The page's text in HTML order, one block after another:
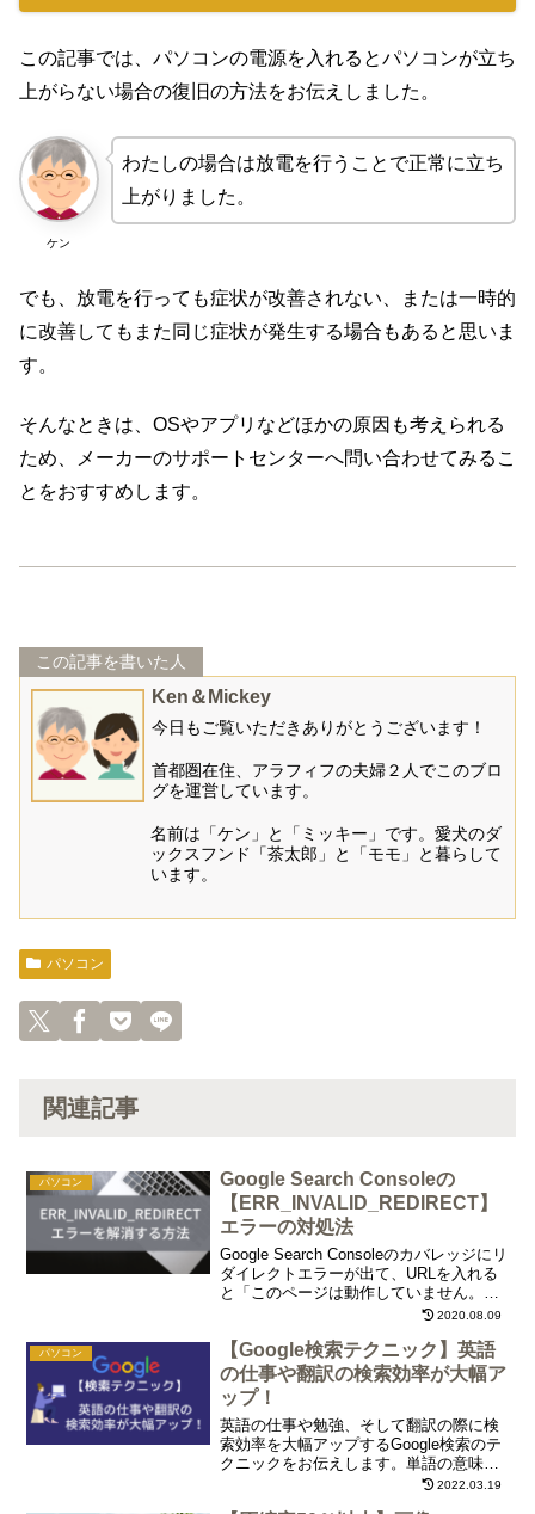
この記事では、パソコンの電源を入れるとパソコンが立ち
上がらない場合の復旧の方法をお伝えしました。
ケン
わたしの場合は放電を行うことで正常に立ち
上がりました。
でも、放電を行っても症状が改善されない、または一時的
に改善してもまた同じ症状が発生する場合もあると思いま
す。
そんなときは、OSやアプリなどほかの原因も考えられる
ため、メーカーのサポートセンターへ問い合わせてみるこ
とをおすすめします。
この記事を書いた人
Ken＆Mickey
今日もご覧いただきありがとうございます！
首都圏在住、アラフィフの夫婦２人でこのブロ
グを運営しています。
名前は「ケン」と「ミッキー」です。愛犬のダ
ックスフンド「茶太郎」と「モモ」と暮らして
います。
パソコン
関連記事
パソコン
Google Search Consoleの
【ERR_INVALID_REDIRECT】
エラーの対処法
Google Search Consoleのカバレッジにリ
ダイレクトエラーが出て、URLを入れる
と「このページは動作していません。無
は410でページを消滅させます。
2020.08.09
パソコン
【Google検索テクニック】英語
の仕事や翻訳の検索効率が大幅ア
ップ！
英語の仕事や勉強、そして翻訳の際に検
索効率を大幅アップするGoogle検索のテ
クニックをお伝えします。単語の意味や
調べものがスピーディになること間違い
2022.03.19